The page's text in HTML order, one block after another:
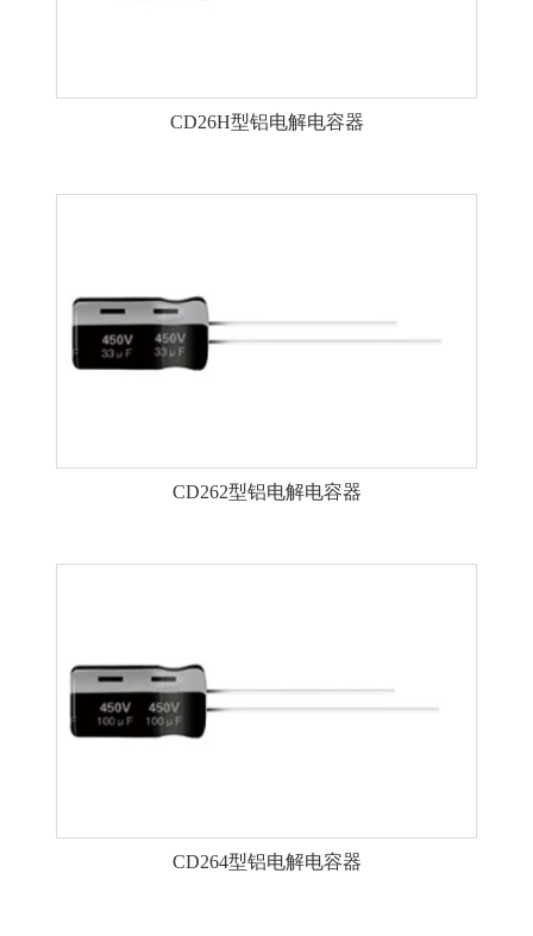
CD26H型铝电解电容器
CD262型铝电解电容器
CD264型铝电解电容器